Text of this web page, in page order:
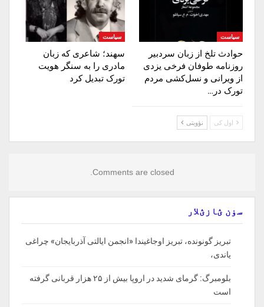
سیاست
حوادث تلخ از زبان سردبیر
روزنامه‌ طوفان فرخی یزدی
از ویرانی و نسل‌کشی مردم
تورک در…
سیاست
سهند؛ شاعری که زبان
مادری را به سنگر هویت
تورک تبدیل کرد
اول کی نؤوبتی
Comments are closed.
سۏن ؽازؽلار
تبریز گونونده، تبریز اوجاغیندا «انجمن ایالتی آذربایجان» چراغی
یاندی،
بلومبرگ: گرمای شدید در اروپا بیش از ۲۵ هزار قربانی گرفته
است